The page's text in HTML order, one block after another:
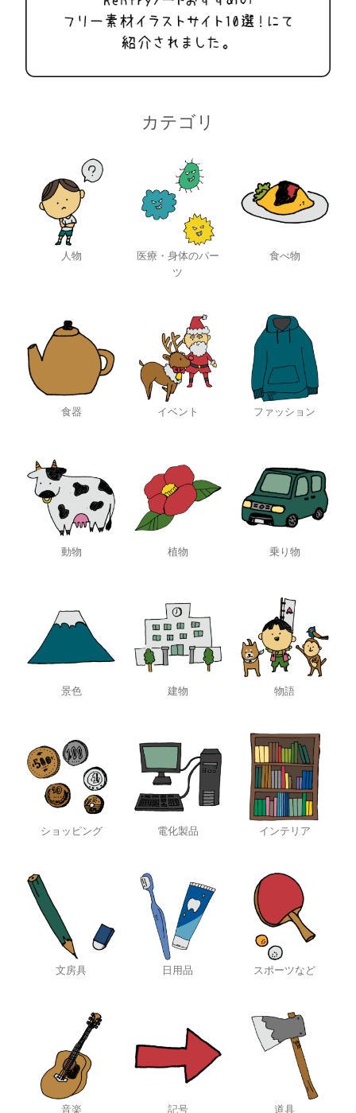
カテゴリ
人物
医療・身体のパー
ツ
食べ物
食器 イベント ファッション
動物 植物 乗り物
景色 建物 物語
ショッピング 電化製品 インテリア
文房具 日用品 スポーツなど
音楽 記号 道具